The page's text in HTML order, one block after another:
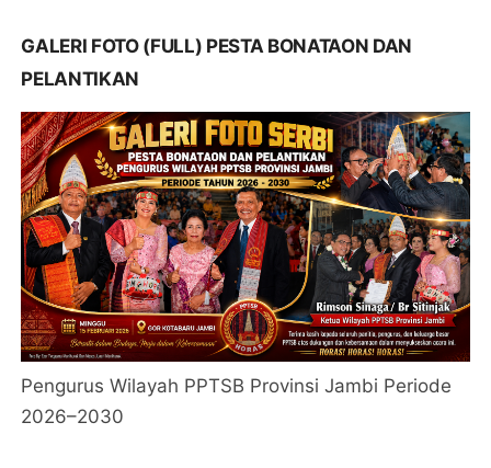
GALERI FOTO (FULL) PESTA BONATAON DAN
PELANTIKAN
Pengurus Wilayah PPTSB Provinsi Jambi Periode
2026–2030